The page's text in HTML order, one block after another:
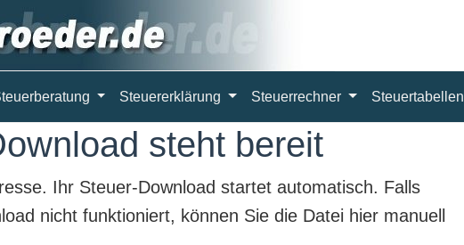
Steuererklärung Steuerrechner Steuertabellen
steht bereit
Ihr Steuer-Download startet automatisch. Falls
nicht funktioniert, können Sie die Datei hier manuell